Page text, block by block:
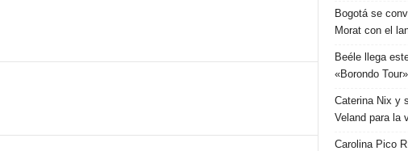
Bogotá se
Morat con el
Beéle llega
«Borondo Tour»
Caterina Nix y
Veland para la
Carolina Pico